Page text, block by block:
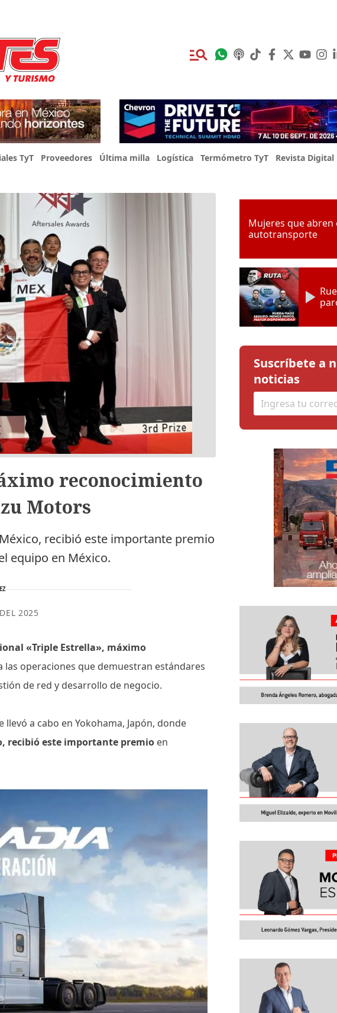
TyT Proveedores Última milla Logística Termómetro TyT Revista Digital
reconocimiento
Motors
recibió este importante premio
equipo en México.
2025
«Triple Estrella», máximo
las operaciones que demuestran estándares
de red y desarrollo de negocio.
a cabo en Yokohama, Japón, donde
recibió este importante premio en
Mujeres que abren
autotransporte
Suscríbete a
noticias